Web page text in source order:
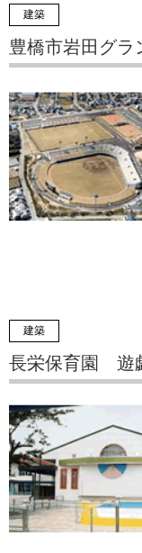
建築
豊橋市岩田グラ
建築
長栄保育園 遊